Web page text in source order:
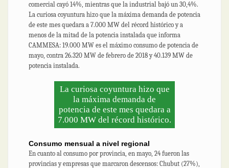
comercial cayó 14%, mientras que la industrial bajó un 30,4%.
La curiosa coyuntura hizo que la máxima demanda de potencia
de este mes quedara a 7.000 MW del récord histórico y a
menos de la mitad de la potencia instalada que informa
CAMMESA: 19.000 MW es el máximo consumo de potencia de
mayo, contra 26.320 MW de febrero de 2018 y 40.139 MW de
potencia instalada.
La curiosa coyuntura hizo que
la máxima demanda de
potencia de este mes quedara a
7.000 MW del récord histórico.
Consumo mensual a nivel regional
En cuanto al consumo por provincia, en mayo, 24 fueron las
provincias y empresas que marcaron descensos: Chubut (27%),